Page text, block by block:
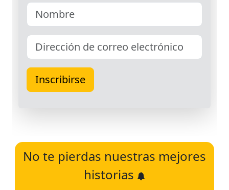
No te pierdas nuestras mejores
historias